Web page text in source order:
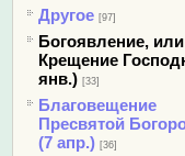
Другое [97]
Богоявление, или
Крещение
янв.) [33]
Благовещение
Пресвятой
(7 апр.) [36]